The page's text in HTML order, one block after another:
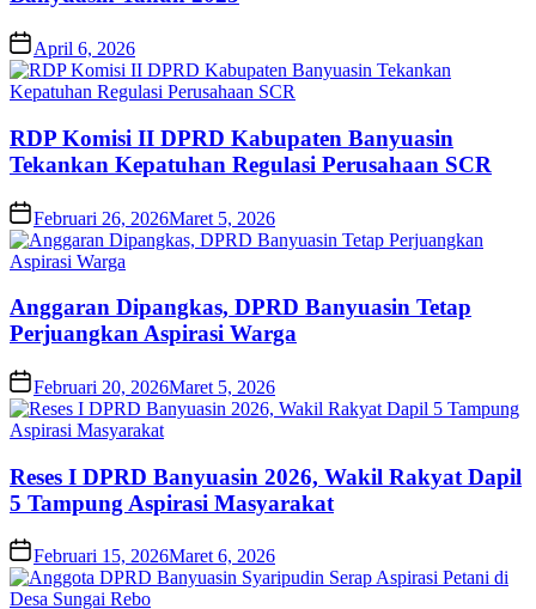
April 6, 2026
RDP Komisi II DPRD Kabupaten Banyuasin
Tekankan Kepatuhan Regulasi Perusahaan SCR
Februari 26, 2026Maret 5, 2026
Anggaran Dipangkas, DPRD Banyuasin Tetap
Perjuangkan Aspirasi Warga
Februari 20, 2026Maret 5, 2026
Reses I DPRD Banyuasin 2026, Wakil Rakyat Dapil
5 Tampung Aspirasi Masyarakat
Februari 15, 2026Maret 6, 2026